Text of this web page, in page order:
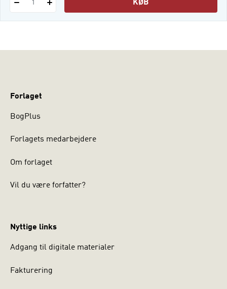
1 KØB
Forlaget
BogPlus
Forlagets medarbejdere
Om forlaget
Vil du være forfatter?
Nyttige links
Adgang til digitale materialer
Fakturering